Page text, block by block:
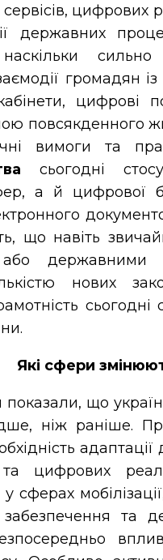
цифрових
державних
громадян
цифрові
повсякденного
вимоги та
сьогодні
а й цифрової
що навіть
державними
нових
Які сфери
показали, що
ніж раніше.
та цифрових
у сферах
забезпечення та